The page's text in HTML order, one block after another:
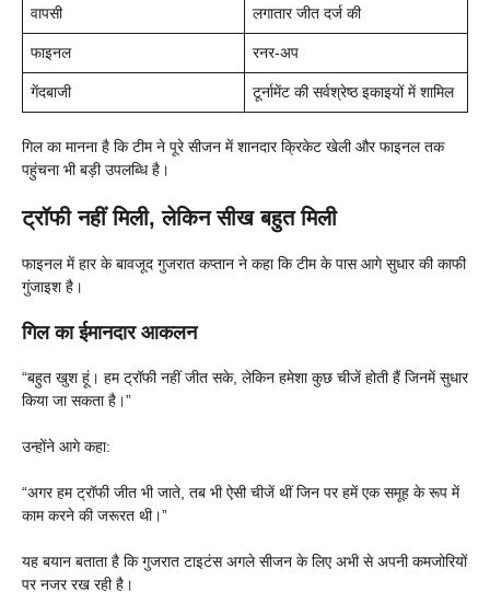
वापसी लगातार जीत दर्ज की
फाइनल रनर-अप
गेंदबाजी टूर्नामेंट की सर्वश्रेष्ठ इकाइयों में शामिल
गिल का मानना है कि टीम ने पूरे सीजन में शानदार क्रिकेट खेली और फाइनल तक
पहुंचना भी बड़ी उपलब्धि है।
ट्रॉफी नहीं मिली, लेकिन सीख बहुत मिली
फाइनल में हार के बावजूद गुजरात कप्तान ने कहा कि टीम के पास आगे सुधार की काफी
गुंजाइश है।
गिल का ईमानदार आकलन
“बहुत खुश हूं। हम ट्रॉफी नहीं जीत सके, लेकिन हमेशा कुछ चीजें होती हैं जिनमें सुधार
किया जा सकता है।”
उन्होंने आगे कहा:
“अगर हम ट्रॉफी जीत भी जाते, तब भी ऐसी चीजें थीं जिन पर हमें एक समूह के रूप में
काम करने की जरूरत थी।”
यह बयान बताता है कि गुजरात टाइटंस अगले सीजन के लिए अभी से अपनी कमजोरियों
पर नजर रख रही है।